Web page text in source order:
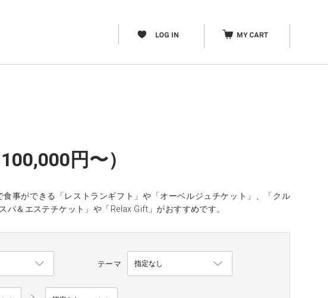
円〜）
事ができる「レストランギフト」や「オーベルジュチケット」、「クル
＆エステチケット」や「Relax Gift」がおすすめです。
テーマ